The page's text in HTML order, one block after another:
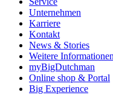
Unternehmen
Karriere
Kontakt
News & Stories
Weitere Informationen
myBigDutchman
Online shop & Portal
Big Experience